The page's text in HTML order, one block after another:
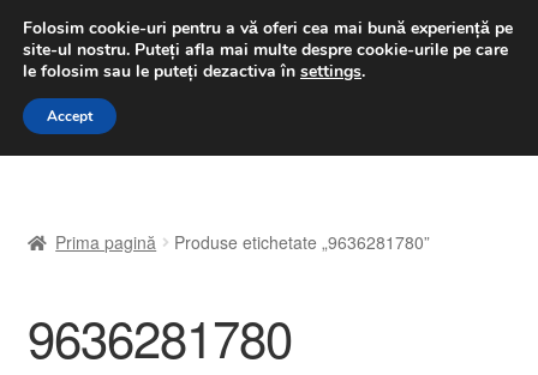
LIVRARE de la 33 lei
luni-vineri 9 a.m. - 4 p.m.031 229 6816
Sari
Sari
A lua legatura
Contul meu
Prima pagină Produse etichetate „9636281780”
9636281780
Folosim cookie-uri pentru a vă oferi cea mai bună experiență pe
site-ul nostru. Puteți afla mai multe despre cookie-urile pe care
le folosim sau le puteți dezactiva în settings.
Accept